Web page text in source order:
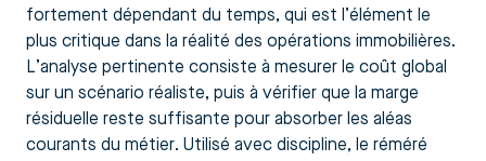
fortement dépendant du temps, qui est l’élément le
plus critique dans la réalité des opérations immobilières.
L’analyse pertinente consiste à mesurer le coût global
sur un scénario réaliste, puis à vérifier que la marge
résiduelle reste suffisante pour absorber les aléas
courants du métier. Utilisé avec discipline, le réméré